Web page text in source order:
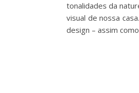
tonalidades da
visual de nossa
design – assim